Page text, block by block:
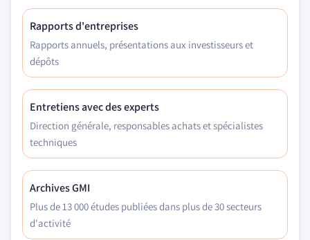
Rapports d'entreprises
Rapports annuels, présentations aux investisseurs et
dépôts
Entretiens avec des experts
Direction générale, responsables achats et spécialistes
techniques
Archives GMI
Plus de 13 000 études publiées dans plus de 30 secteurs
d'activité